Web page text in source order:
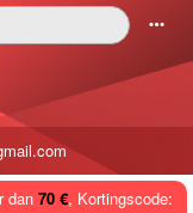
󰄒
dan 70 €, Kortingscode: